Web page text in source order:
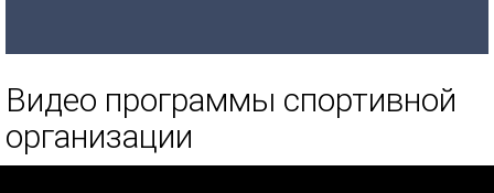
Видео программы спортивной
организации